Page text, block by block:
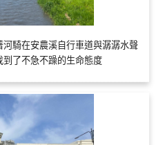
騎在安農溪自行車道與潺潺水聲
了不急不躁的生命態度